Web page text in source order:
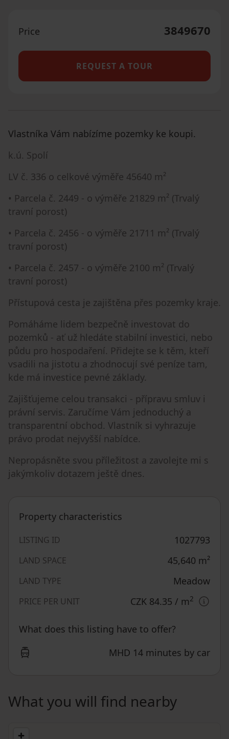
Price 3849670
REQUEST A TOUR
Vlastníka Vám nabízíme pozemky ke koupi.
k.ú. Spolí
LV č. 336 o celkové výměře 45640 m²
• Parcela č. 2449 - o výměře 21829 m² (Trvalý
travní porost)
• Parcela č. 2456 - o výměře 21711 m² (Trvalý
travní porost)
• Parcela č. 2457 - o výměře 2100 m² (Trvalý
travní porost)
Přístupová cesta je zajištěna přes pozemky kraje.
Pomáháme lidem bezpečně investovat do
pozemků - ať už hledáte stabilní investici, nebo
půdu pro hospodaření. Přidejte se k těm, kteří
vsadili na jistotu a zhodnocují své peníze tam,
kde má investice pevné základy.
Zajišťujeme celou transakci - přípravu smluv i
právní servis. Zaručíme Vám jednoduchý a
transparentní obchod. Vlastník si vyhrazuje
právo prodat nejvyšší nabídce.
Nepropásněte svou příležitost a zavolejte mi s
jakýmkoliv dotazem ještě dnes.
Property characteristics
LISTING ID 1027793
LAND SPACE 45,640 m²
LAND TYPE Meadow
PRICE PER UNIT CZK 84.35 / m2
What does this listing have to offer?
MHD 14 minutes by car
What you will find nearby